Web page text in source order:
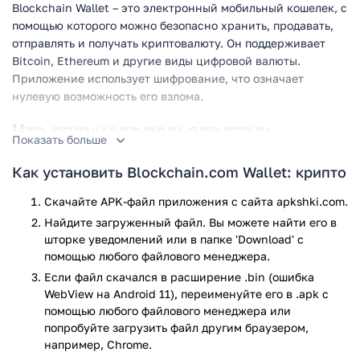
Blockchain Wallet – это электронный мобильный кошелек, с
помощью которого можно безопасно хранить, продавать,
отправлять и получать криптовалюту. Он поддерживает
Bitcoin, Ethereum и другие виды цифровой валюты.
Приложение использует шифрование, что означает
нулевую возможность его взлома.
Что получает пользователь
валюту, в качестве платежной системы. Оно предлагает
безопасный доступ к кошельку, можно установить пин-код
или аутентификацию по отпечаткам пальцев. Также в
Blockchain Wallet не хранятся закрытые ключи, что
означает полную безопасность и минимальную
вероятность проникновения злоумышленников. Так что
можно не бояться за безопасность денежных средств, так
как они защищены двумя этапами аутентификации. При
этом разработчики регулярно проверяют приложение на
безопасность использования.
Показать больше
Как установить Blockchain.com Wallet: крипто
Скачайте APK-файл приложения с сайта apkshki.com.
Найдите загруженный файл. Вы можете найти его в
шторке уведомлений или в папке 'Download' с
помощью любого файлового менеджера.
Если файл скачался в расширение .bin (ошибка
WebView на Android 11), переименуйте его в .apk с
помощью любого файлового менеджера или
попробуйте загрузить файл другим браузером,
например, Chrome.